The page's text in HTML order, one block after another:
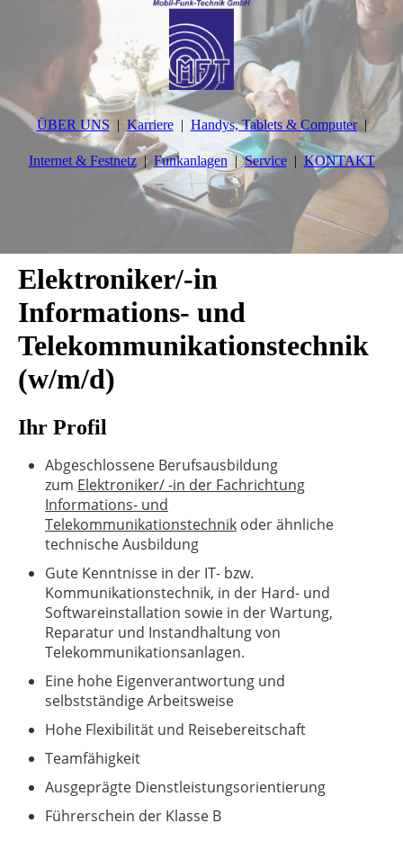
ÜBER UNS Karriere Handys, Tablets & Computer
Internet & Festnetz Funkanlagen Service KONTAKT
Elektroniker/-in
Informations- und
Telekommunikationstechnik
(w/m/d)
Ihr Profil
Abgeschlossene Berufsausbildung
zum Elektroniker/ -in der Fachrichtung
Informations- und
Telekommunikationstechnik oder ähnliche
technische Ausbildung
Gute Kenntnisse in der IT- bzw.
Kommunikationstechnik, in der Hard- und
Softwareinstallation sowie in der Wartung,
Reparatur und Instandhaltung von
Telekommunikationsanlagen.
Eine hohe Eigenverantwortung und
selbstständige Arbeitsweise
Hohe Flexibilität und Reisebereitschaft
Teamfähigkeit
Ausgeprägte Dienstleistungsorientierung
Führerschein der Klasse B